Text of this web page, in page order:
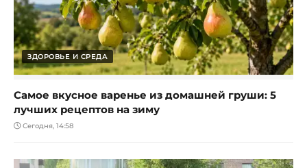
ЗДОРОВЬЕ И СРЕДА
Самое вкусное варенье из домашней груши: 5
лучших рецептов на зиму
Сегодня, 14:58